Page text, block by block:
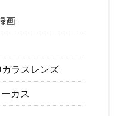
画
ラスレンズ
カス